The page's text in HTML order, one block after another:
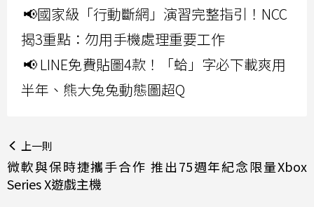
📢國家級「行動斷網」演習完整指引！NCC
揭3重點：勿用手機處理重要工作
📢 LINE免費貼圖4款！「蛤」字必下載爽用
半年、熊大兔兔動態圖超Q
上一則
微軟與保時捷攜手合作 推出75週年紀念限量Xbox
Series X遊戲主機